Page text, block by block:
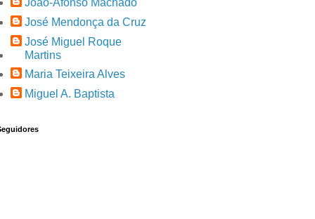
João-Afonso Machado
José Mendonça da Cruz
José Miguel Roque
Martins
Maria Teixeira Alves
Miguel A. Baptista